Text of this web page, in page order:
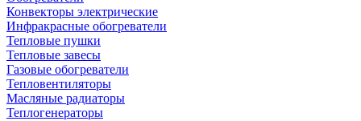
Конвекторы электрические
Инфракрасные обогреватели
Тепловые пушки
Тепловые завесы
Газовые обогреватели
Тепловентиляторы
Масляные радиаторы
Теплогенераторы